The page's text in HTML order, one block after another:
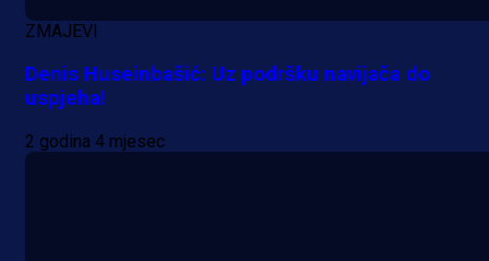
Promo vijesti
MrBit: Isprati kvalifikacije za
ZMAJEVI
Denis Huseinbašić: Uz podršku navijača do
uspjeha!
2 godina 4 mjesec